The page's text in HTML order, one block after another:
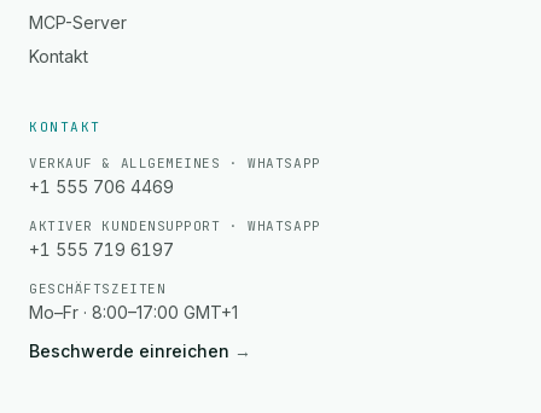
MCP-Server
Kontakt
KONTAKT
VERKAUF & ALLGEMEINES · WHATSAPP
+1 555 706 4469
AKTIVER KUNDENSUPPORT · WHATSAPP
+1 555 719 6197
GESCHÄFTSZEITEN
Mo–Fr · 8:00–17:00 GMT+1
Beschwerde einreichen →